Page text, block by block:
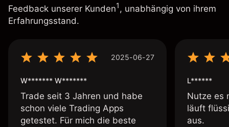
Feedback unserer Kunden1, unabhängig von ihrem
Erfahrungsstand.
2025-06-27
W******* W*******
Trade seit 3 Jahren und habe
schon viele Trading Apps
getestet. Für mich die beste
L******
Nutze es
läuft
aus.